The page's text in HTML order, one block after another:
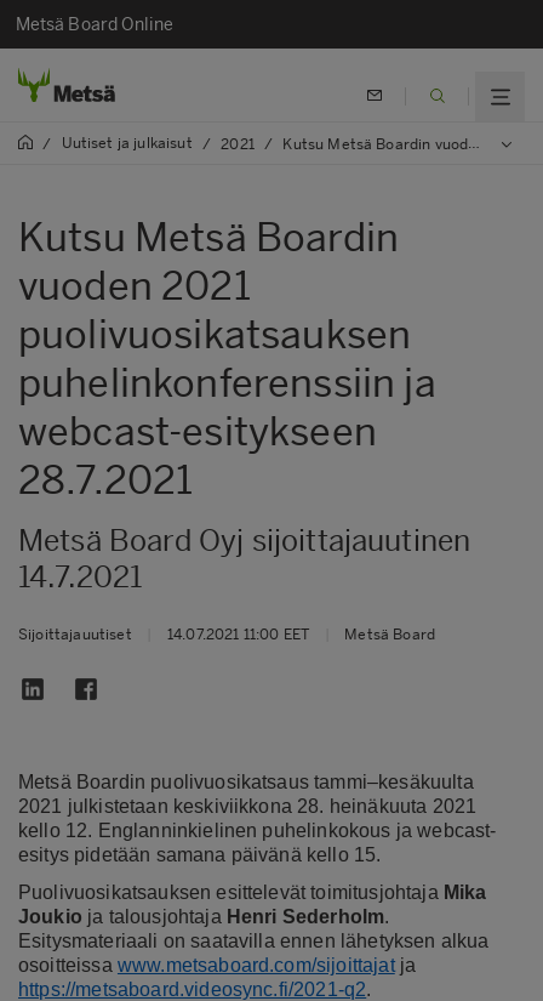
Metsä Board Online
/ Uutiset ja julkaisut / 2021 / Kutsu Metsä Boardin vuoden 2021 puolivuosikatsauksen puhelinkonferenssiin ja webcast-esitykseen 28.7.2021
Kutsu Metsä Boardin
vuoden 2021
puolivuosikatsauksen
puhelinkonferenssiin ja
webcast-esitykseen
28.7.2021
Metsä Board Oyj sijoittajauutinen
14.7.2021
Sijoittajauutiset 14.07.2021 11:00 EET Metsä Board
Metsä Boardin puolivuosikatsaus tammi–kesäkuulta
2021 julkistetaan keskiviikkona 28. heinäkuuta 2021
kello 12. Englanninkielinen puhelinkokous ja webcast-
esitys pidetään samana päivänä kello 15.
Puolivuosikatsauksen esittelevät toimitusjohtaja Mika
Joukio ja talousjohtaja Henri Sederholm.
Esitysmateriaali on saatavilla ennen lähetyksen alkua
osoitteissa www.metsaboard.com/sijoittajatja
https://metsaboard.videosync.fi/2021-q2.